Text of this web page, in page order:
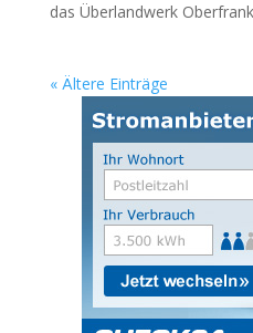
das Überlandwerk
« Ältere Einträge